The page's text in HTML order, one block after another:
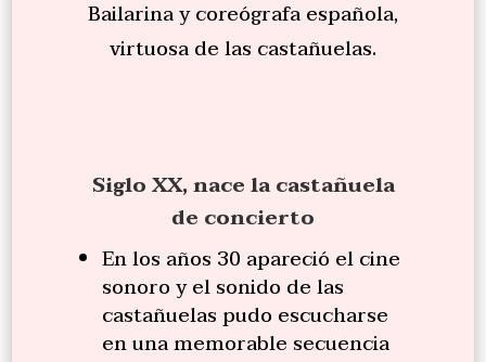
Bailarina y coreógrafa española,
virtuosa de las castañuelas.
Siglo XX, nace la castañuela
de concierto
En los años 30 apareció el cine
sonoro y el sonido de las
castañuelas pudo escucharse
enuna memorable secuencia